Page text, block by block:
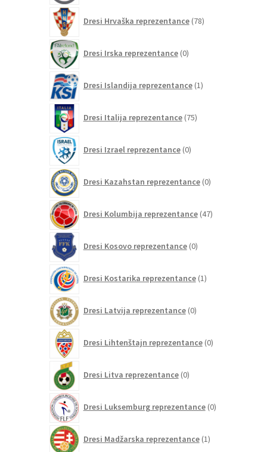
Dresi Hrvaška reprezentance 78izdelkov
Dresi Irska reprezentance 0izdelkov
Dresi Islandija reprezentance 1izdelek
Dresi Italija reprezentance 75izdelkov
Dresi Izrael reprezentance 0izdelkov
Dresi Kazahstan reprezentance 0izdelkov
Dresi Kolumbija reprezentance 47izdelkov
Dresi Kosovo reprezentance 0izdelkov
Dresi Kostarika reprezentance 1izdelek
Dresi Latvija reprezentance 0izdelkov
Dresi Lihtenštajn reprezentance 0izdelkov
Dresi Litva reprezentance 0izdelkov
Dresi Luksemburg reprezentance 0izdelkov
Dresi Madžarska reprezentance 1izdelek